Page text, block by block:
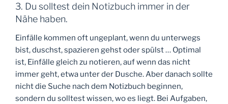
3. Du solltest dein Notizbuch immer in der
Nähe haben.
Einfälle kommen oft ungeplant, wenn du unterwegs
bist, duschst, spazieren gehst oder spülst … Optimal
ist, Einfälle gleich zu notieren, auf wenn das nicht
immer geht, etwa unter der Dusche. Aber danach sollte
nicht die Suche nach dem Notizbuch beginnen,
sondern du solltest wissen, wo es liegt. Bei Aufgaben,